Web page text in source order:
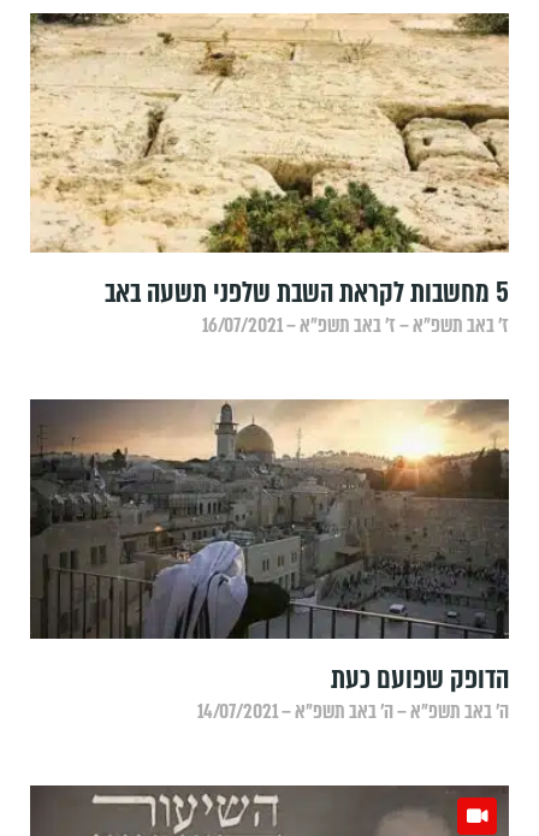
5 מחשבות לקראת השבת שלפני תשעה באב
ז׳ באב תשפ״א – ז׳ באב תשפ״א – 16/07/2021
הדופק שפועם כעת
ה׳ באב תשפ״א – ה׳ באב תשפ״א – 14/07/2021